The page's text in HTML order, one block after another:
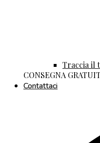
Traccia il
CONSEGNA
Contattaci